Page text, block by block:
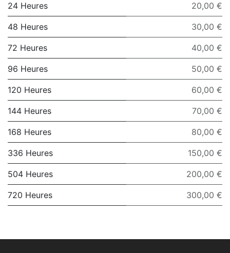
24 Heures
20,00 €
48 Heures 30,00 €
72 Heures 40,00 €
96 Heures 50,00 €
120 Heures 60,00 €
144 Heures 70,00 €
168 Heures 80,00 €
336 Heures 150,00 €
504 Heures 200,00 €
720 Heures 300,00 €